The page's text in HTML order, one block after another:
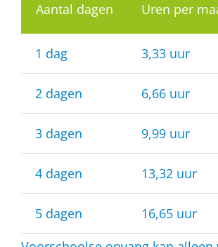
Aantal dagen Uren per
1 dag 3,33 uur
2 dagen 6,66 uur
3 dagen 9,99 uur
4 dagen 13,32 uur
5 dagen 16,65 uur